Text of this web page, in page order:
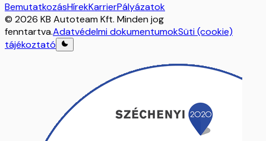
BemutatkozásHírekKarrierPályázatok
© 2026 KB Autoteam Kft. Minden jog
fenntartva.Adatvédelmi dokumentumokSüti (cookie)
tájékoztató